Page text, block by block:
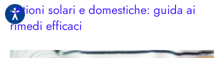
Ustioni solari e domestiche: guida ai
rimedi efficaci